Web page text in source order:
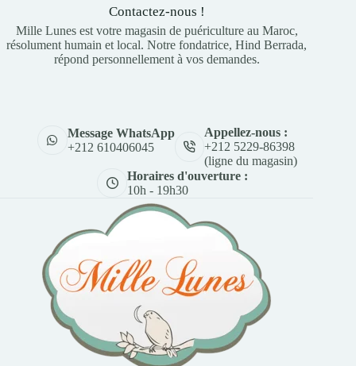
Contactez-nous !
Mille Lunes est votre magasin de puériculture au Maroc,
résolument humain et local. Notre fondatrice, Hind Berrada,
répond personnellement à vos demandes.
Message WhatsApp
+212 610406045
Appellez-nous :
+212 5229-86398
(ligne du magasin)
Horaires d'ouverture :
10h - 19h30